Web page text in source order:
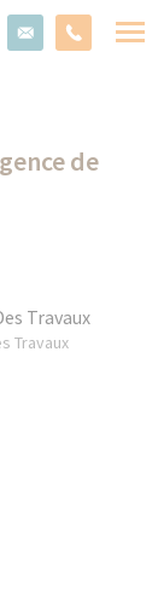
de
Travaux